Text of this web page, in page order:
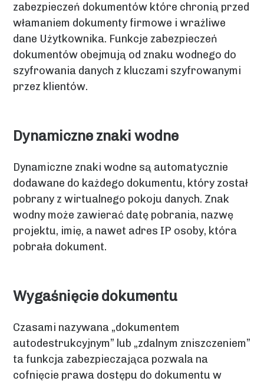
zabezpieczeń dokumentów które chronią przed
włamaniem dokumenty firmowe i wrażliwe
dane Użytkownika. Funkcje zabezpieczeń
dokumentów obejmują od znaku wodnego do
szyfrowania danych z kluczami szyfrowanymi
przez klientów.
Dynamiczne znaki wodne
Dynamiczne znaki wodne są automatycznie
dodawane do każdego dokumentu, który został
pobrany z wirtualnego pokoju danych. Znak
wodny może zawierać datę pobrania, nazwę
projektu, imię, a nawet adres IP osoby, która
pobrała dokument.
Wygaśnięcie dokumentu
Czasami nazywana „dokumentem
autodestrukcyjnym” lub „zdalnym zniszczeniem”
ta funkcja zabezpieczająca pozwala na
cofnięcie prawa dostępu do dokumentu w